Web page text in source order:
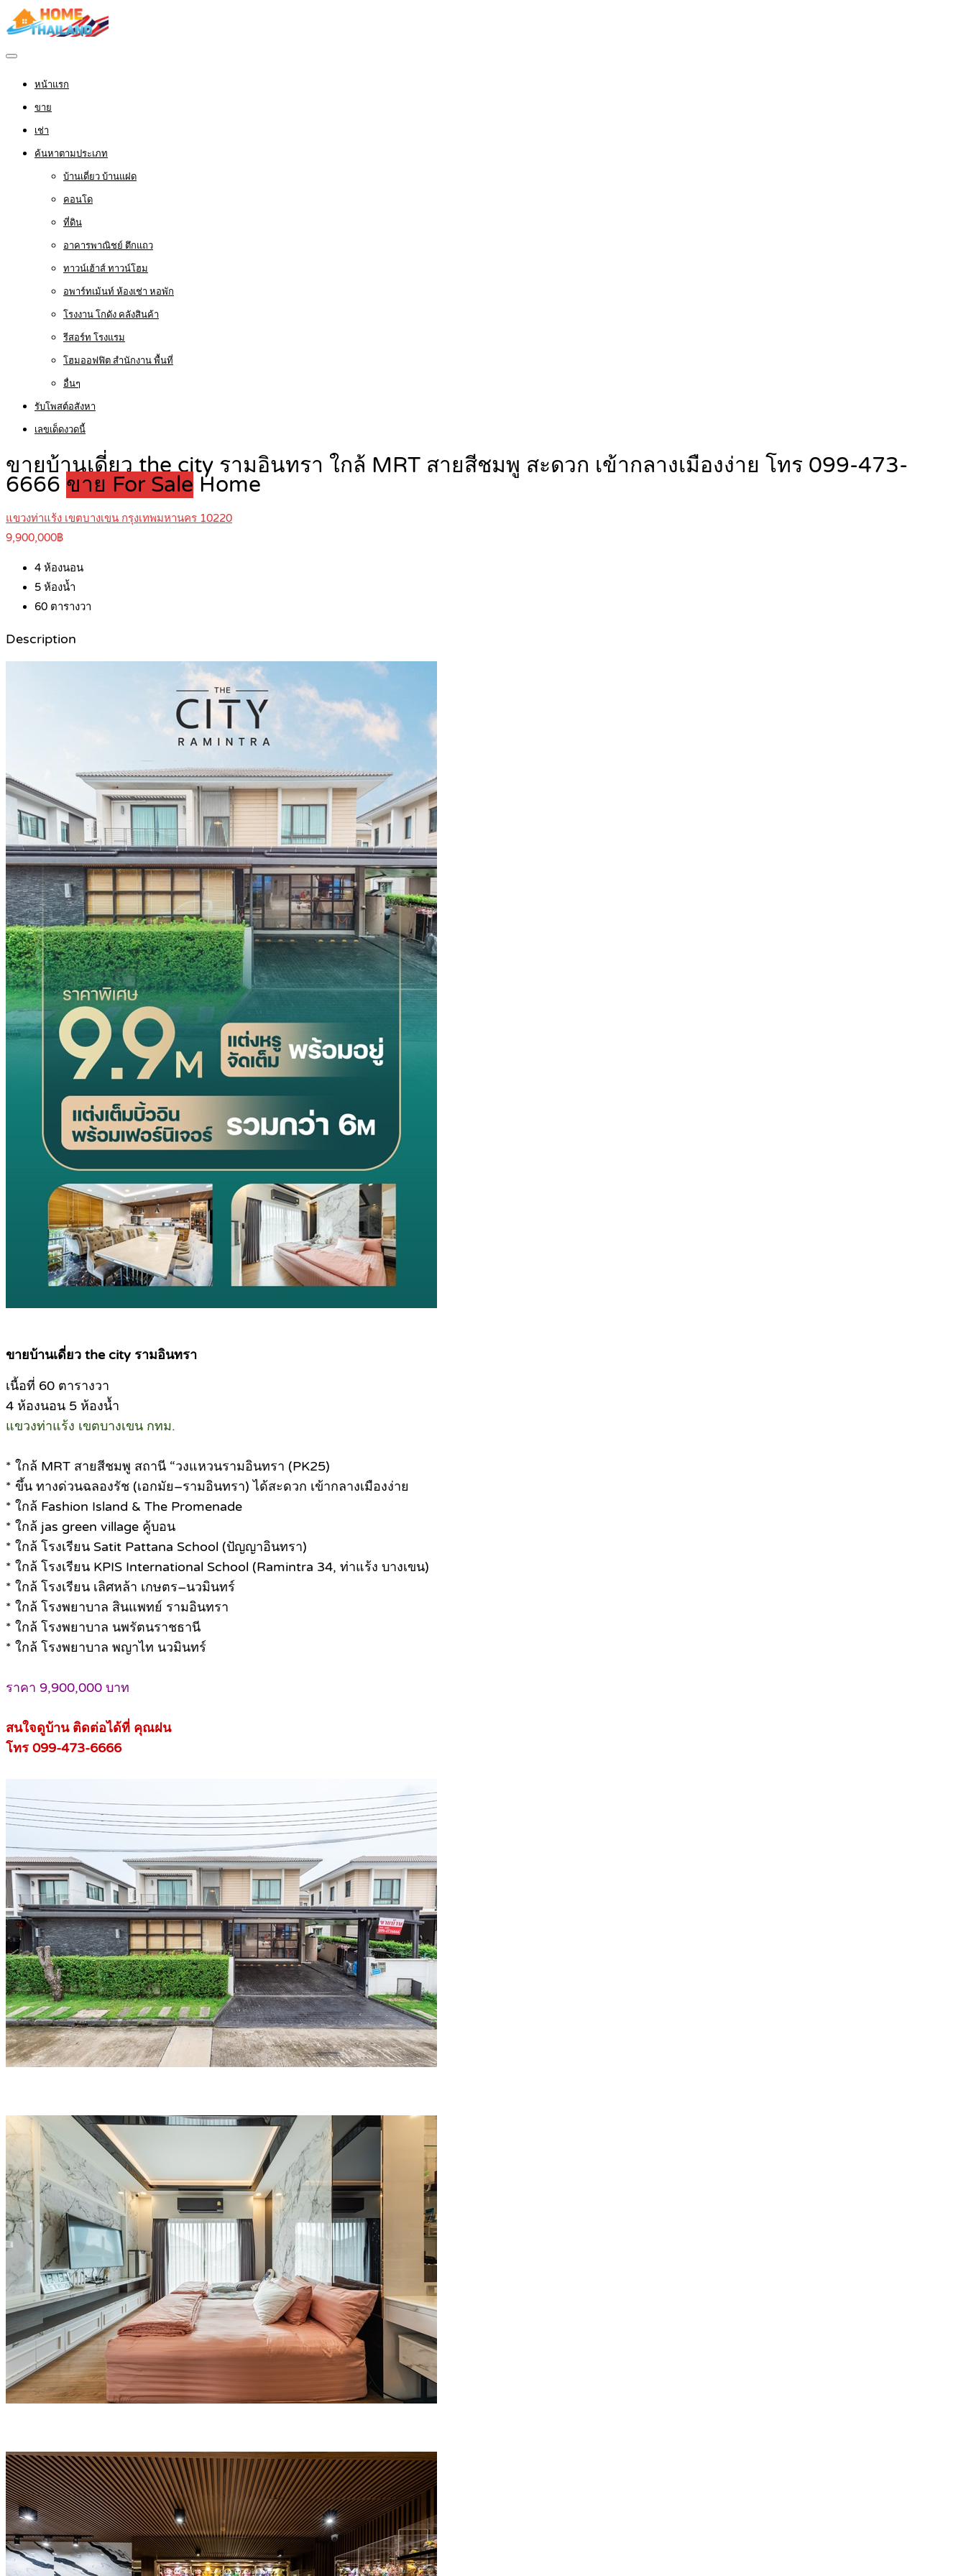
หน้าแรก
ขาย
เช่า
ค้นหาตามประเภท
บ้านเดี่ยว บ้านแฝด
คอนโด
ที่ดิน
อาคารพาณิชย์ ตึกแถว
ทาวน์เฮ้าส์ ทาวน์โฮม
อพาร์ทเม้นท์ ห้องเช่า หอพัก
โรงงาน โกดัง คลังสินค้า
รีสอร์ท โรงแรม
โฮมออฟฟิต สำนักงาน พื้นที่
อื่นๆ
รับโพสต์อสังหา
เลขเด็ดงวดนี้
ขายบ้านเดี่ยว the city รามอินทรา ใกล้ MRT สายสีชมพู สะดวก เข้ากลางเมืองง่าย โทร 099-473-
6666 ขาย For Sale Home
แขวงท่าแร้ง เขตบางเขน กรุงเทพมหานคร 10220
9,900,000฿
4 ห้องนอน
5 ห้องน้ำ
60 ตารางวา
Description
ขายบ้านเดี่ยว the city รามอินทรา
เนื้อที่ 60 ตารางวา
4 ห้องนอน 5 ห้องน้ำ
แขวงท่าแร้ง เขตบางเขน กทม.
* ใกล้ MRT สายสีชมพู สถานี “วงแหวนรามอินทรา (PK25)
* ขึ้น ทางด่วนฉลองรัช (เอกมัย–รามอินทรา) ได้สะดวก เข้ากลางเมืองง่าย
* ใกล้ Fashion Island & The Promenade
* ใกล้ jas green village คู้บอน
* ใกล้ โรงเรียน Satit Pattana School (ปัญญาอินทรา)
* ใกล้ โรงเรียน KPIS International School (Ramintra 34, ท่าแร้ง บางเขน)
* ใกล้ โรงเรียน เลิศหล้า เกษตร–นวมินทร์
* ใกล้ โรงพยาบาล สินแพทย์ รามอินทรา
* ใกล้ โรงพยาบาล นพรัตนราชธานี
* ใกล้ โรงพยาบาล พญาไท นวมินทร์
ราคา 9,900,000 บาท
สนใจดูบ้าน ติดต่อได้ที่ คุณฝน
โทร 099-473-6666